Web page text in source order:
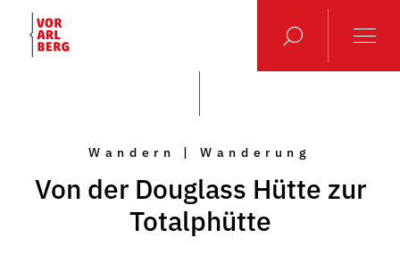
Wandern | Wanderung
Von der Douglass Hütte zur
Totalphütte